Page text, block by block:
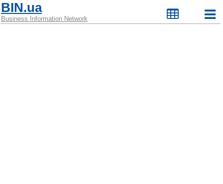
BIN.ua
Business Information Network